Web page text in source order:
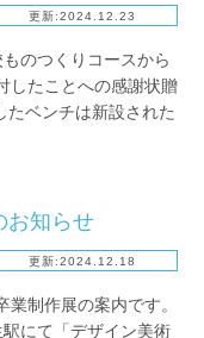
更新:2024.12.23
のつくりコースから
したことへの感謝状贈
たベンチは新設された
お知らせ
更新:2024.12.18
制作展の案内です。
にて「デザイン美術